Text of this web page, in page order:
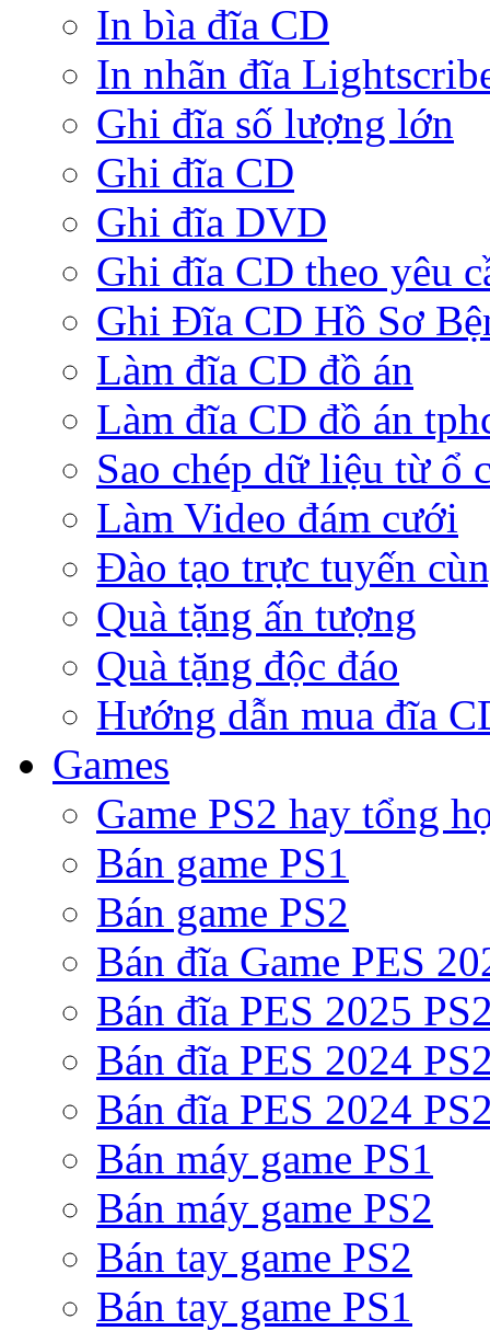
In bìa đĩa CD
In nhãn đĩa
Ghi đĩa số lượng lớn
Ghi đĩa CD
Ghi đĩa DVD
Ghi đĩa CD theo yêu
Ghi Đĩa CD Hồ Sơ
Làm đĩa CD đồ án
Làm đĩa CD đồ án
Sao chép dữ liệu từ ổ
Làm Video đám cưới
Đào tạo trực tuyến
Quà tặng ấn tượng
Quà tặng độc đáo
Hướng dẫn mua đĩa
Games
Game PS2 hay tổng
Bán game PS1
Bán game PS2
Bán đĩa Game PES
Bán đĩa PES 2025
Bán đĩa PES 2024
Bán đĩa PES 2024
Bán máy game PS1
Bán máy game PS2
Bán tay game PS2
Bán tay game PS1